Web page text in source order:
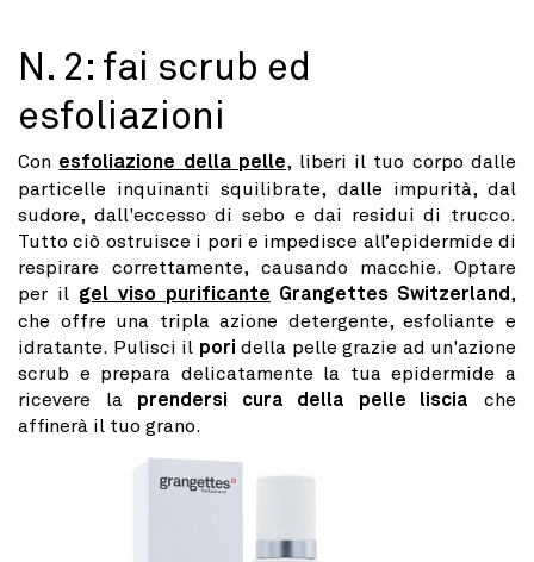
N. 2: fai scrub ed
esfoliazioni
Con esfoliazione della pelle, liberi il tuo corpo dalle
particelle inquinanti squilibrate, dalle impurità, dal
sudore, dall'eccesso di sebo e dai residui di trucco.
Tutto ciò ostruisce i pori e impedisce all’epidermide di
respirare correttamente, causando macchie. Optare
per il gel viso purificante Grangettes Switzerland ,
che offre una tripla azione detergente, esfoliante e
idratante. Pulisci il pori della pelle grazie ad un'azione
scrub e prepara delicatamente la tua epidermide a
ricevere la prendersi cura della pelle liscia che
affinerà il tuo grano.